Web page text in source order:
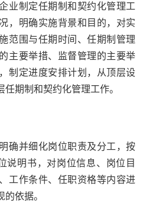
业制定任期制和契约化管理工
，明确实施背景和目的，对实
范围与任期时间、任期制管理
主要举措、监督管理的主要举
制定进度安排计划，从顶层设
期制和契约化管理工作。
确并细化岗位职责及分工，按
说明书，对岗位信息、岗位目
工作条件、任职资格等内容进
依据。